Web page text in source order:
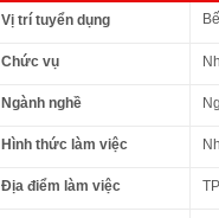
Vị trí tuyển dụng
Chức vụ
Ngành nghề
Hình thức làm việc
Địa điểm làm việc